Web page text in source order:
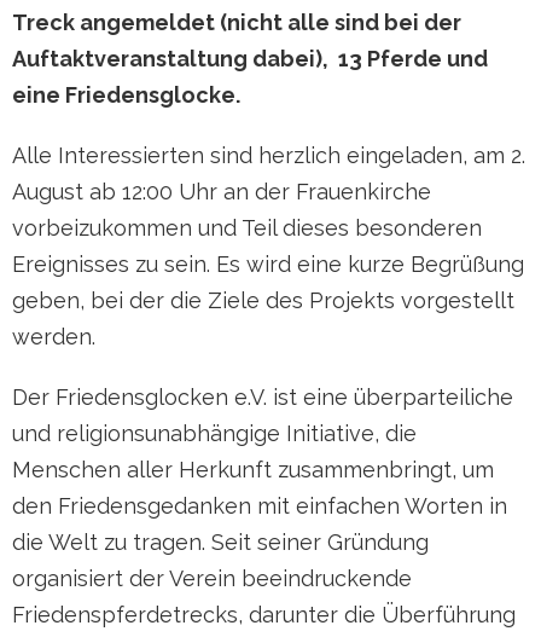
Treck angemeldet (nicht alle sind bei der
Auftaktveranstaltung dabei), 13 Pferde und
eine Friedensglocke.
Alle Interessierten sind herzlich eingeladen, am 2.
August ab 12:00 Uhr an der Frauenkirche
vorbeizukommen und Teil dieses besonderen
Ereignisses zu sein. Es wird eine kurze Begrüßung
geben, bei der die Ziele des Projekts vorgestellt
werden.
Der Friedensglocken e.V. ist eine überparteiliche
und religionsunabhängige Initiative, die
Menschen aller Herkunft zusammenbringt, um
den Friedensgedanken mit einfachen Worten in
die Welt zu tragen. Seit seiner Gründung
organisiert der Verein beeindruckende
Friedenspferdetrecks, darunter die Überführung